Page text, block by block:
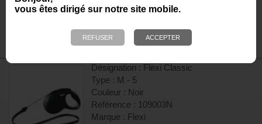
vous êtes dirigé sur notre site mobile.
Ajouter au panier
Désignation : Flexi Classic
Type : M - 5
Couleur : Noir
Référence : 109003N
Marque : Flexi